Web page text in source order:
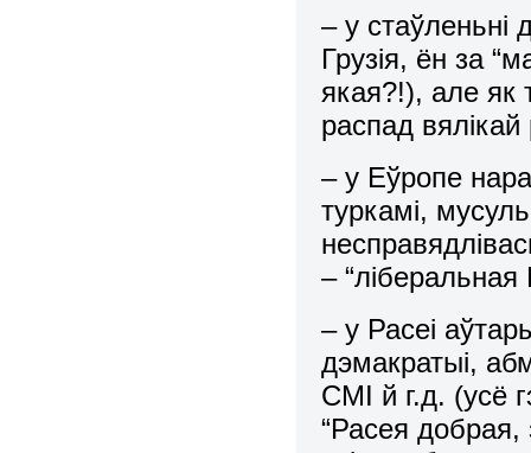
– у стаўленьні
Грузія, ён за
якая?!), але як
распад вялікай
– у Еўропе
туркамі,
– “ліберальная
– у Расеі
дэмакратыі,
СМІ й г.д. (усё
“Расея добрая,